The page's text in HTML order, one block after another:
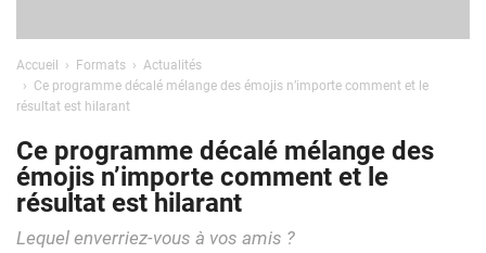
Accueil Formats
Actualités
Ce programme décalé mélange des émojis n’importe comment et le
résultat est hilarant
Ce programme décalé mélange des
émojis n’importe comment et le
résultat est hilarant
Lequel enverriez-vous à vos amis ?